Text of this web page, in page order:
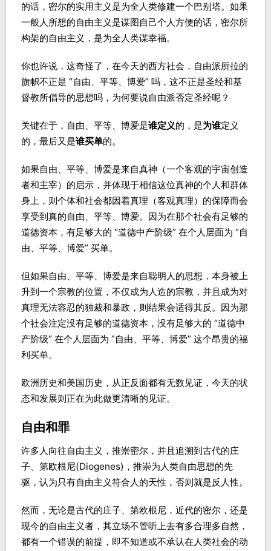
的话，密尔的实用主义是为全人类修建一个巴别塔。如果
一般人所想的自由主义是谋图自己个人方便的话，密尔所
构架的自由主义，是为全人类谋幸福。
你也许说，这奇怪了，在今天的西方社会，自由派所拉的
旗帜不正是 “自由、平等、博爱” 吗，这不正是圣经和基
督教所倡导的思想吗，为何要说自由派否定圣经呢？
关键在于，自由、平等、博爱是谁定义的，是为谁定义
的，最后又是谁买单的。
如果自由、平等、博爱是来自真神（一个客观的宇宙创造
者和主宰）的启示，并体现于相信这位真神的个人和群体
身上，则个体和社会都因着真理（客观真理）的保障而会
享受到真的自由、平等、博爱。因为在那个社会有足够的
道德资本，有足够大的 “道德中产阶级” 在个人层面为 “自
由、平等、博爱” 买单。
但如果自由、平等、博爱是来自聪明人的思想，本身被上
升到一个宗教的位置，不仅成为人造的宗教，并且成为对
真理无法容忍的独裁和暴政，则结果会适得其反。因为那
个社会注定没有足够的道德资本，没有足够大的 “道德中
产阶级” 在个人层面为 “自由、平等、博爱” 这个昂贵的福
利买单。
欧洲历史和美国历史，从正反面都有无数见证，今天的状
态和发展则正在为此做更清晰的见证。
自由和罪
许多人向往自由主义，推崇密尔，并且追溯到古代的庄
子、第欧根尼(Diogenes)，推崇为人类自由思想的先
驱，认为只有自由主义符合人的天性，否则就是反人性。
然而，无论是古代的庄子、第欧根尼，近代的密尔，还是
现今的自由主义者，其立场不管听上去有多合理多自然，
都有一个错误的前提，即不知道或不承认在人类社会的动